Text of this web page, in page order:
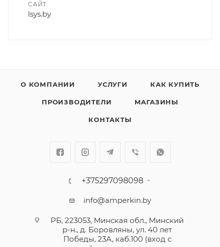
САЙТ
lsys.by
О КОМПАНИИ УСЛУГИ КАК КУПИТЬ
ПРОИЗВОДИТЕЛИ МАГАЗИНЫ
КОНТАКТЫ
+375297098098
info@amperkin.by
РБ, 223053, Минская обл., Минский
р-н., д. Боровляны, ул. 40 лет
Победы, 23А, каб.100 (вход с